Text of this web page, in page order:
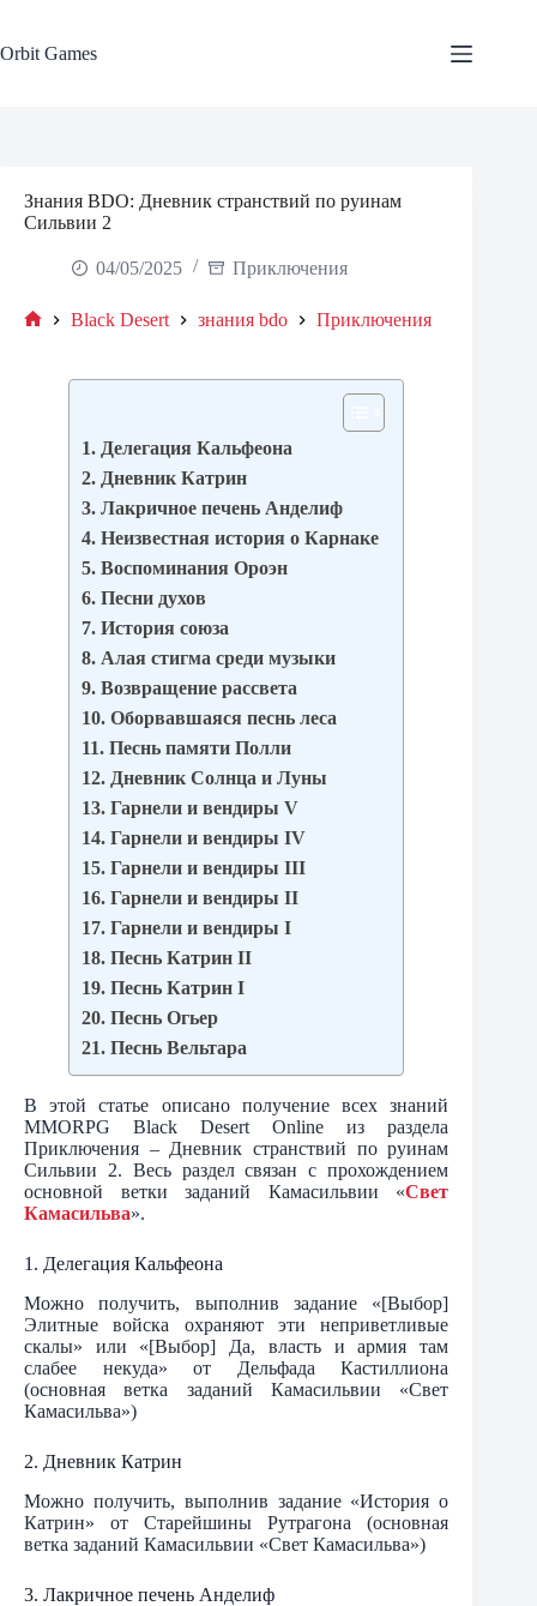
content
Orbit Games
Знания BDO: Дневник странствий по руинам
Сильвии 2
04/05/2025 Приключения
Black Desert знания bdo Приключения
1. Делегация Кальфеона
2. Дневник Катрин
3. Лакричное печень Анделиф
4. Неизвестная история о Карнаке
5. Воспоминания Ороэн
6. Песни духов
7. История союза
8. Алая стигма среди музыки
9. Возвращение рассвета
10. Оборвавшаяся песнь леса
11. Песнь памяти Полли
12. Дневник Солнца и Луны
13. Гарнели и вендиры V
14. Гарнели и вендиры IV
15. Гарнели и вендиры III
16. Гарнели и вендиры II
17. Гарнели и вендиры I
18. Песнь Катрин II
19. Песнь Катрин I
20. Песнь Огьер
21. Песнь Вельтара
В этой статье описано получение всех знаний
MMORPG Black Desert Online из раздела
Приключения – Дневник странствий по руинам
Сильвии 2. Весь раздел связан с прохождением
основной ветки заданий Камасильвии «Свет
Камасильва».
1. Делегация Кальфеона
Можно получить, выполнив задание «[Выбор]
Элитные войска охраняют эти неприветливые
скалы» или «[Выбор] Да, власть и армия там
слабее некуда» от Дельфада Кастиллиона
(основная ветка заданий Камасильвии «Свет
Камасильва»)
2. Дневник Катрин
Можно получить, выполнив задание «История о
Катрин» от Старейшины Рутрагона (основная
ветка заданий Камасильвии «Свет Камасильва»)
3. Лакричное печень Анделиф